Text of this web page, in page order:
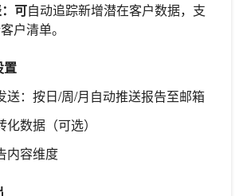
可自动追踪新增潜在客户数据，支
户清单。
置
送：按日/周/月自动推送报告至邮箱
数据（可选）
内容维度